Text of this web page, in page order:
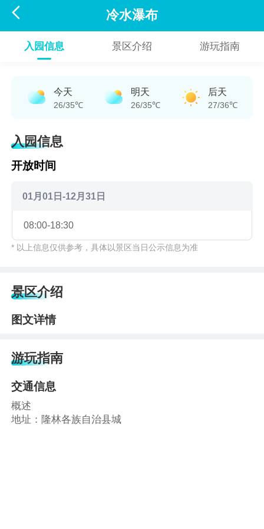
 冷水瀑布
入园信息 景区介绍 游玩指南
今天
26/35℃
明天
26/35℃
后天
27/36℃
入园信息
开放时间
01月01日-12月31日
08:00-18:30
* 以上信息仅供参考，具体以景区当日公示信息为准
景区介绍
图文详情
游玩指南
交通信息
概述
地址：隆林各族自治县城